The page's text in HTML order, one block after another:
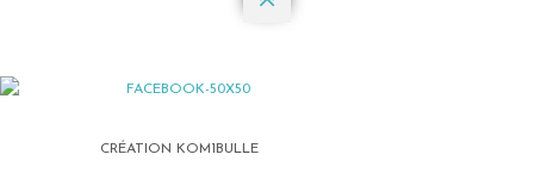
CRÉATION KOM1BULLE